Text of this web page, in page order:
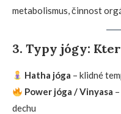
metabolismus, činnost
3. Typy jógy:
Hatha jóga – klidné
Power jóga / Vinyasa
dechu